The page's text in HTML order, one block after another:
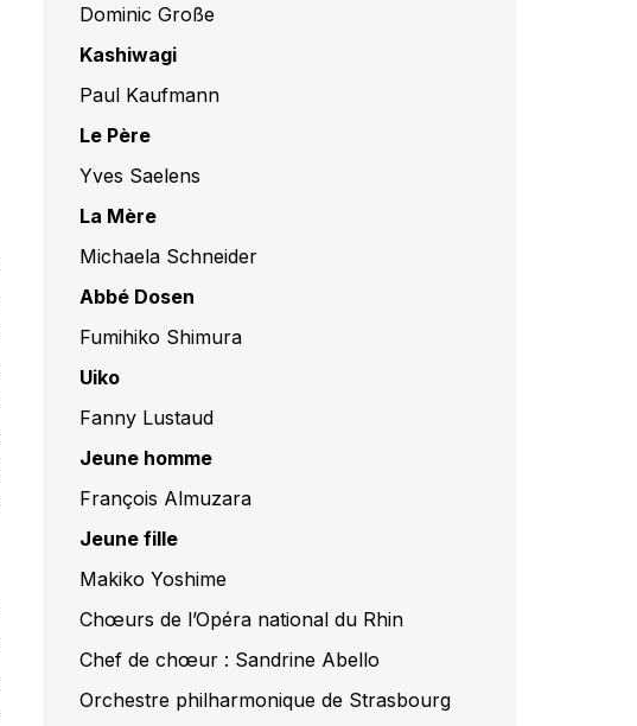
Dominic Große
Kashiwagi
Paul Kaufmann
Le Père
Yves Saelens
La Mère
Michaela Schneider
Abbé Dosen
Fumihiko Shimura
Uiko
Fanny Lustaud
Jeune homme
François Almuzara
Jeune fille
Makiko Yoshime
Chœurs de l’Opéra national du Rhin
Chef de chœur : Sandrine Abello
Orchestre philharmonique de Strasbourg